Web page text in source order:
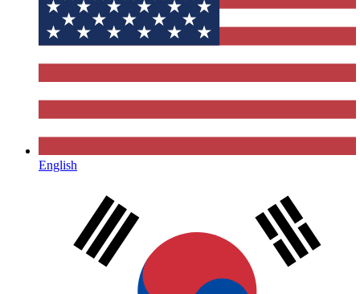
English